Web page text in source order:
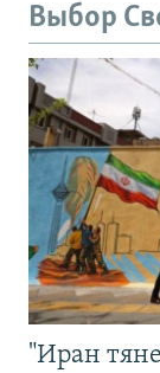
Выбор
"Иран